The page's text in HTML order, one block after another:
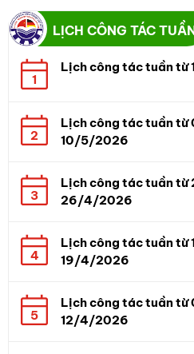
LỊCH CÔNG TÁC
1
Lịch công tác tuần
2
Lịch công tác tuần
10/5/2026
3
Lịch công tác tuần
26/4/2026
4
Lịch công tác tuần
19/4/2026
5
Lịch công tác tuần
12/4/2026